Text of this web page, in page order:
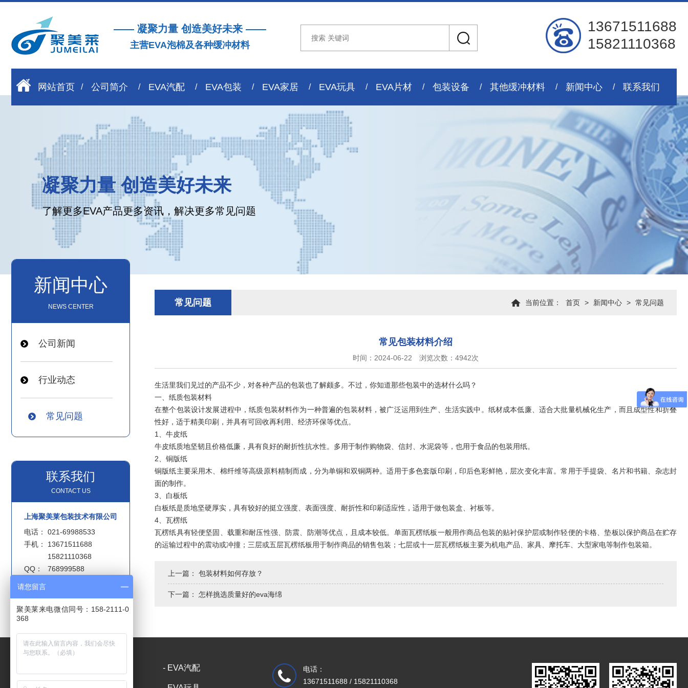
—— 凝聚力量 创造美好未来 ——
主营EVA泡棉及各种缓冲材料
13671511688
15821110368
网站首页 公司简介 EVA汽配 EVA包装 EVA家居 EVA玩具 EVA片材 包装设备 其他缓冲材料 新闻中心 联系我们
凝聚力量 创造美好未来
了解更多EVA产品更多资讯，解决更多常见问题
新闻中心
NEWS CENTER
公司新闻
行业动态
常见问题
联系我们
CONTACT US
上海聚美莱包装技术有限公司
电话：
021-69988533
手机：
13671511688
15821110368
QQ：
768999588
1268号3幢
常见问题 当前位置： 首页 > 新闻中心 > 常见问题
常见包装材料介绍
时间：2024-06-22 浏览次数：4942次
生活里我们见过的产品不少，对各种产品的包装也了解颇多。不过，你知道那些包装中的选材什么吗？
一、纸质包装材料
在整个包装设计发展进程中，纸质包装材料作为一种普遍的包装材料，被广泛运用到生产、生活实践中。纸材成本低廉、适合大批量机械化生产，而且成型性和折叠
性好，适于精美印刷，并具有可回收再利用、经济环保等优点。
1、牛皮纸
牛皮纸质地坚韧且价格低廉，具有良好的耐折性抗水性。多用于制作购物袋、信封、水泥袋等，也用于食品的包装用纸。
2、铜版纸
铜版纸主要采用木、棉纤维等高级原料精制而成，分为单铜和双铜两种。适用于多色套版印刷，印后色彩鲜艳，层次变化丰富。常用于手提袋、名片和书籍、杂志封
面的制作。
3、白板纸
白板纸是质地坚硬厚实，具有较好的挺立强度、表面强度、耐折性和印刷适应性，适用于做包装盒、衬板等。
4、瓦楞纸
瓦楞纸具有轻便坚固、载重和耐压性强、防震、防潮等优点，且成本较低。单面瓦楞纸板一般用作商品包装的贴衬保护层或制作轻便的卡格、垫板以保护商品在贮存
的运输过程中的震动或冲撞；三层或五层瓦楞纸板用于制作商品的销售包装；七层或十一层瓦楞纸板主要为机电产品、家具、摩托车、大型家电等制作包装箱。
上一篇： 包装材料如何存放？
下一篇： 怎样挑选质量好的eva海绵
- EVA汽配
电话：
13671511688 / 15821110368
请您留言
聚美莱来电微信同号：158-2111-0
368